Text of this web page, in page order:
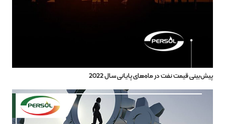
پیش‌بینی قیمت نفت در ماه‌های پایانی سال 2022